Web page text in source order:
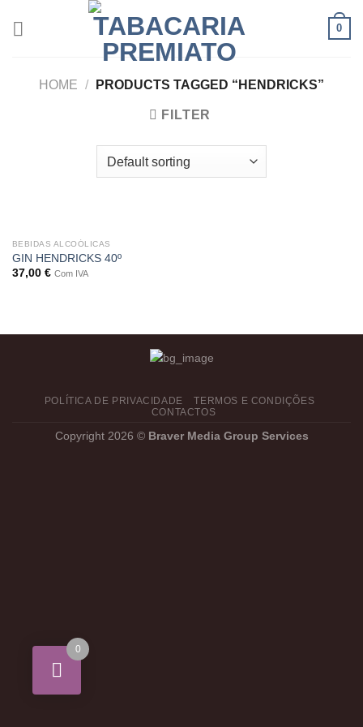
0
HOME / PRODUCTS TAGGED “HENDRICKS”
FILTER
BEBIDAS ALCOÓLICAS
GIN HENDRICKS 40º
37,00 € Com IVA
POLÍTICA DE PRIVACIDADE
TERMOS E CONDIÇÕES
CONTACTOS
Copyright 2026 © Braver Media Group Services
0